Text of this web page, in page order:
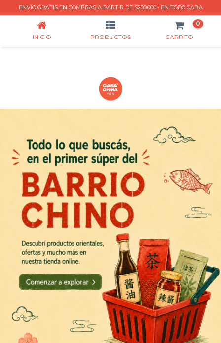
ENVÍO GRATIS EN COMPRAS A PARTIR DE $200.000.- EN TODO CABA
INICIO
INICIO PRODUCTOS CARRITO
0